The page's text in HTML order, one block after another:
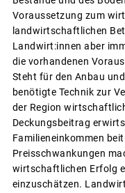
Voraussetzung zum
landwirtschaftlichen
Landwirt:innen aber
die vorhandenen
Steht für den Anbau
benötigte Technik zur
der Region
Deckungsbeitrag
Familieneinkommen
Preisschwankungen
wirtschaftlichen Erfolg
einzuschätzen.